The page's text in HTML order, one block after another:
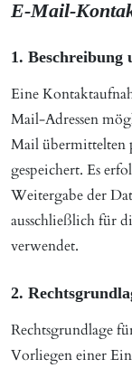
E-Mail-
1.
Eine
Mail-Adressen
Mail übermittelten
gespeichert. Es
Weitergabe der
ausschließlich für
verwendet.
2.
Rechtsgrundlage
Vorliegen einer